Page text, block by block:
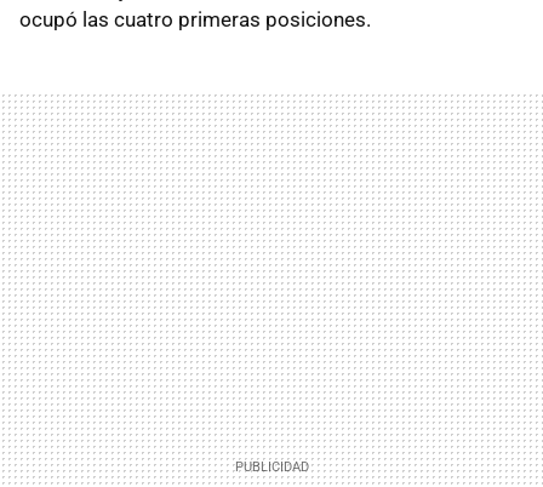
ocupó las cuatro primeras posiciones.